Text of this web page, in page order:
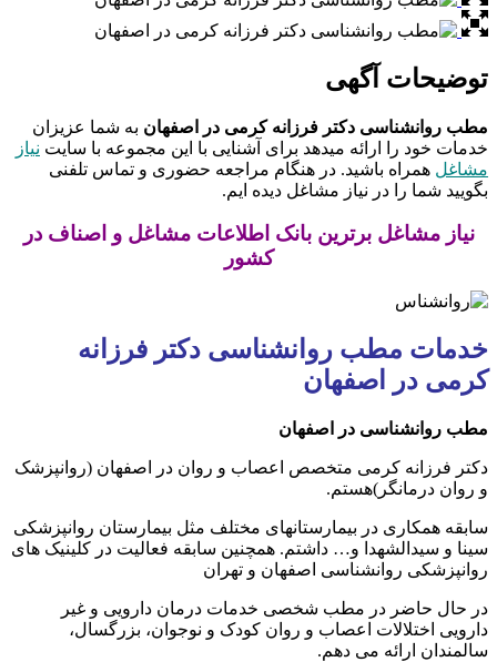
توضیحات آگهی
مطب روانشناسی دکتر فرزانه کرمی در اصفهان به شما عزیزان
خدمات خود را ارائه میدهد برای آشنایی با این مجموعه با سایت نیاز
مشاغل همراه باشید. در هنگام مراجعه حضوری و تماس تلفنی
بگویید شما را در نیاز مشاغل دیده ایم.
نیاز مشاغل برترین بانک اطلاعات مشاغل و اصناف در
کشور
خدمات مطب روانشناسی دکتر فرزانه
کرمی در اصفهان
مطب روانشناسی در اصفهان
دکتر فرزانه کرمی متخصص اعصاب و روان در اصفهان (روانپزشک
و روان درمانگر)هستم.
سابقه همکاری در بیمارستانهای مختلف مثل بیمارستان روانپزشکی
سینا و سیدالشهدا و… داشتم. همچنین سابقه فعالیت در کلینیک های
روانپزشکی روانشناسی اصفهان و تهران
در حال حاضر در مطب شخصی خدمات درمان دارویی و غیر
دارویی اختلالات اعصاب و روان کودک و نوجوان، بزرگسال،
سالمندان ارائه می دهم.